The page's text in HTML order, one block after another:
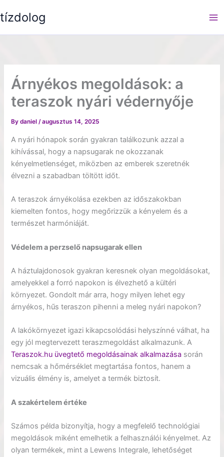
to
tízdolog
Árnyékos megoldások: a
teraszok nyári védernyője
Bydaniel/augusztus 14, 2025
A nyári hónapok során gyakran találkozunk azzal a
kihívással, hogy a napsugarak ne okozzanak
kényelmetlenséget, miközben az emberek szeretnék
élvezni a szabadban töltött időt.
A teraszok árnyékolása ezekben az időszakokban
kiemelten fontos, hogy megőrizzük a kényelem és a
természet harmóniáját.
Védelem a perzselő napsugarak ellen
A háztulajdonosok gyakran keresnek olyan megoldásokat,
amelyekkel a forró napokon is élvezhető a kültéri
környezet. Gondolt már arra, hogy milyen lehet egy
árnyékos, hűs teraszon pihenni a meleg nyári napokon?
A lakókörnyezet igazi kikapcsolódási helyszínné válhat, ha
egy jól megtervezett teraszmegoldást alkalmazunk. A
Teraszok.hu üvegtető megoldásainak alkalmazása során
nemcsak a hőmérséklet megtartása fontos, hanem a
vizuális élmény is, amelyet a termék biztosít.
A szakértelem értéke
Számos példa bizonyítja, hogy a megfelelő technológiai
megoldások miként emelhetik a felhasználói kényelmet. Az
olyan termékek, mint a Lewens Integrale, lehetőséget